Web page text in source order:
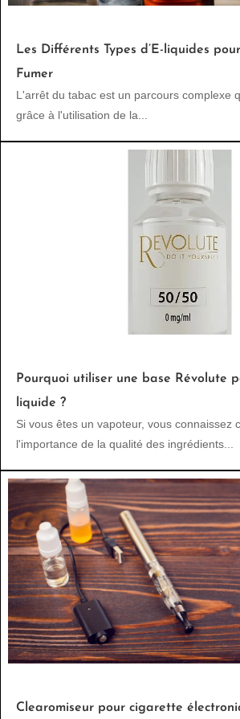
Les Différents Types d’E-liquides
Fumer
L'arrêt du tabac est un parcours complexe
grâce à l'utilisation de la...
Pourquoi utiliser une base Révolute
liquide ?
Si vous êtes un vapoteur, vous connaissez
l'importance de la qualité des ingrédients...
Clearomiseur pour cigarette